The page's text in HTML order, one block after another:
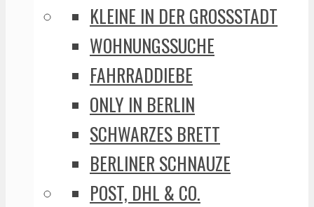
KLEINE IN DER GROSSSTADT
WOHNUNGSSUCHE
FAHRRADDIEBE
ONLY IN BERLIN
SCHWARZES BRETT
BERLINER SCHNAUZE
POST, DHL & CO.